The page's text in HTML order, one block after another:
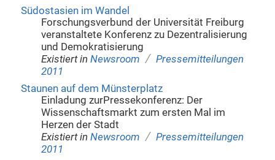
Südostasien im Wandel
Forschungsverbund der Universität Freiburg
veranstaltete Konferenz zu Dezentralisierung
und Demokratisierung
Existiert in Newsroom / Pressemitteilungen
2011
Staunen auf dem Münsterplatz
Einladung zurPressekonferenz: Der
Wissenschaftsmarkt zum ersten Mal im
Herzen der Stadt
Existiert in Newsroom / Pressemitteilungen
2011